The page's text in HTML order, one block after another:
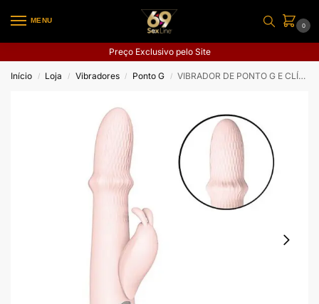
MENU
0
Preço Exclusivo pelo Site
Início / Loja / Vibradores / Ponto G / VIBRADOR DE PONTO G E CLÍTORIS COM VAI E VEM DE ANEL